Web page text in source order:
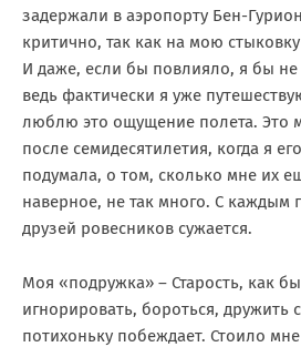
задержали в аэропорту Бен-
критично, так как на мою
И даже, если бы повлияло, я бы не
ведь фактически я уже
люблю это ощущение полета. Это
после семидесятилетия, когда я
подумала, о том, сколько мне их
наверное, не так много. С каждым
друзей ровесников сужается.
Моя «подружка» – Старость, как
игнорировать, бороться, дружить
потихоньку побеждает. Стоило